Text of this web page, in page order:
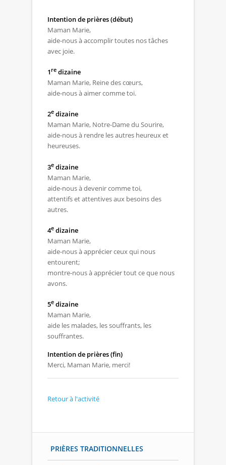
Intention de prières (début)
Maman Marie,
aide-nous à accomplir toutes nos tâches
avec joie.
1re dizaine
Maman Marie, Reine des cœurs,
aide-nous à aimer comme toi.
2e dizaine
Maman Marie, Notre-Dame du Sourire,
aide-nous à rendre les autres heureux et
heureuses.
3e dizaine
Maman Marie,
aide-nous à devenir comme toi,
attentifs et attentives aux besoins des
autres.
4e dizaine
Maman Marie,
aide-nous à apprécier ceux qui nous
entourent;
montre-nous à apprécier tout ce que nous
avons.
5e dizaine
Maman Marie,
aide les malades, les souffrants, les
souffrantes.
Intention de prières (fin)
Merci, Maman Marie, merci!
Retour à l'activité
PRIÈRES TRADITIONNELLES